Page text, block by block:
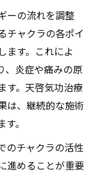
ーの流れを調整
チャクラの各ポイ
ます。これによ
、炎症や痛みの原
す。天啓気功治療
は、継続的な施術
。
のチャクラの活性
進めることが重要